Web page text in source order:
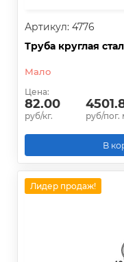
Артикул: 4776
Труба круглая
Мало
Цена:
82.00
руб/кг. руб/пог.
В
Лидер продаж!